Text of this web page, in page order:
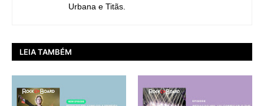
Urbana e Titãs.
LEIA TAMBÉM